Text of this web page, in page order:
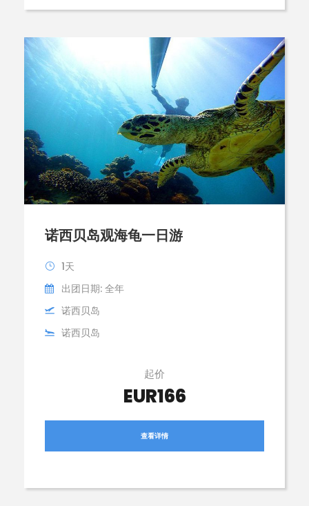
诺西贝岛观海龟一日游
1天
出团日期: 全年
诺西贝岛
诺西贝岛
起价
EUR166
查看详情